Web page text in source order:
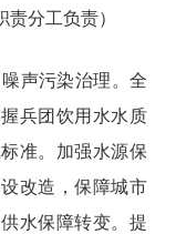
分工负责）
声污染治理。全
兵团饮用水水质
准。加强水源保
改造，保障城市
水保障转变。提